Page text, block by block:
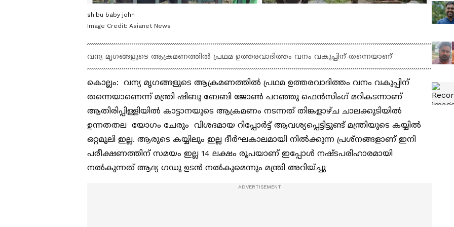
shibu baby john
Image Credit: Asianet News
വന്യ മൃഗങ്ങളുടെ ആക്രമണത്തിൽ പ്രഥമ ഉത്തരവാദിത്തം വനം വകുപ്പിന് തന്നെയാണ്
കൊല്ലം: വന്യ മൃഗങ്ങളുടെ ആക്രമണത്തിൽ പ്രഥമ ഉത്തരവാദിത്തം വനം വകുപ്പിന്
തന്നെയാണെന്ന് മന്ത്രി ഷിബു ബേബി ജോണ്‍ പറഞ്ഞു ഫെൻസിംഗ് മറികടന്നാണ്
ആതിരിപ്പിള്ളിയിൽ കാട്ടാനയുടെ ആക്രമണം നടന്നത് തിങ്കളാഴ്ച ചാലക്കുടിയിൽ
ഉന്നതതല യോഗം ചേരും വിശദമായ റിപ്പോർട്ട് ആവശ്യപ്പെട്ടിട്ടുണ്ട് മന്ത്രിയുടെ കയ്യിൽ
ഒറ്റമൂലി ഇല്ല. ആരുടെ കയ്യിലും ഇല്ല ദീർഘകാലമായി നിൽക്കുന്ന പ്രശ്നങ്ങളാണ് ഇനി
പരീക്ഷണത്തിന് സമയം ഇല്ല 14 ലക്ഷം രൂപയാണ് ഇപ്പോൾ നഷ്ടപരിഹാരമായി
നൽകുന്നത് ആദ്യ ഗഡു ഉടൻ നൽകുമെന്നും മന്ത്രി അറിയ്ച്ചു